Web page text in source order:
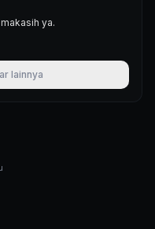
ya.
lainnya